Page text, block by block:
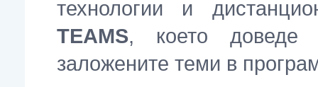
технологии и
TEAMS, което доведе
заложените теми в